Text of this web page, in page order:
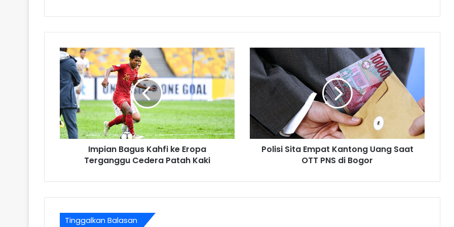
Impian Bagus Kahfi ke Eropa
Terganggu Cedera Patah Kaki
Polisi Sita Empat Kantong Uang Saat
OTT PNS di Bogor
Tinggalkan Balasan